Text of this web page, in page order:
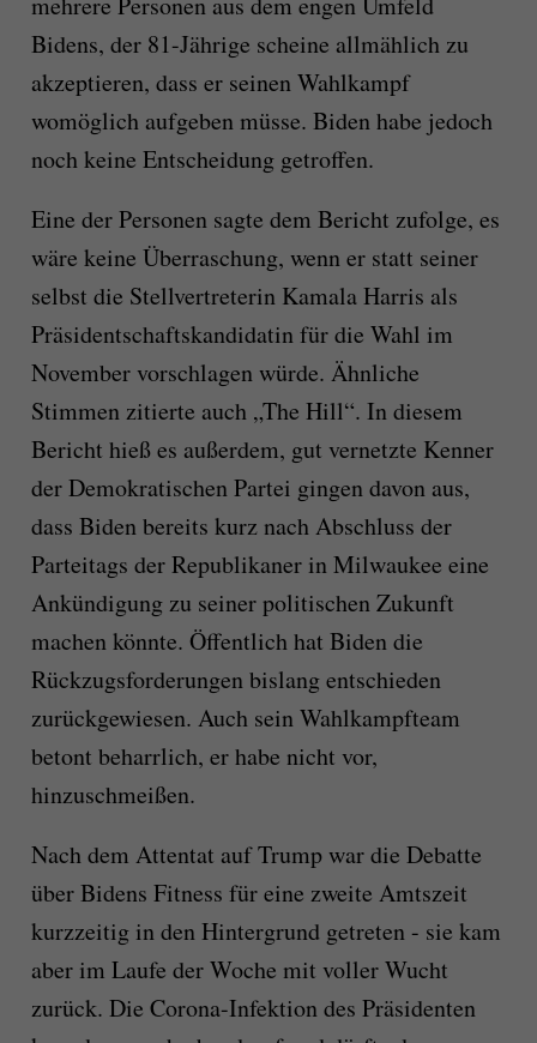
Bidens, der 81-Jährige scheine allmählich zu
akzeptieren, dass er seinen Wahlkampf
womöglich aufgeben müsse. Biden habe jedoch
noch keine Entscheidung getroffen.
Eine der Personen sagte dem Bericht zufolge, es
wäre keine Überraschung, wenn er statt seiner
selbst die Stellvertreterin Kamala Harris als
Präsidentschaftskandidatin für die Wahl im
November vorschlagen würde. Ähnliche
Stimmen zitierte auch „The Hill“. In diesem
Bericht hieß es außerdem, gut vernetzte Kenner
der Demokratischen Partei gingen davon aus,
dass Biden bereits kurz nach Abschluss der
Parteitags der Republikaner in Milwaukee eine
Ankündigung zu seiner politischen Zukunft
machen könnte. Öffentlich hat Biden die
Rückzugsforderungen bislang entschieden
zurückgewiesen. Auch sein Wahlkampfteam
betont beharrlich, er habe nicht vor,
hinzuschmeißen.
Nach dem Attentat auf Trump war die Debatte
über Bidens Fitness für eine zweite Amtszeit
kurzzeitig in den Hintergrund getreten - sie kam
aber im Laufe der Woche mit voller Wucht
zurück. Die Corona-Infektion des Präsidenten